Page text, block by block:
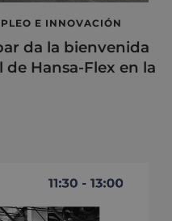
E INNOVACIÓN
da la bienvenida
Hansa-Flex en la